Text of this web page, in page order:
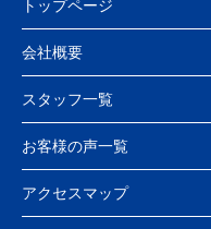
トップページ
会社概要
スタッフ一覧
お客様の声一覧
アクセスマップ